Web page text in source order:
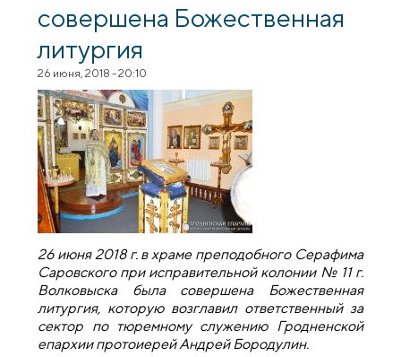
совершена Божественная
литургия
26 июня, 2018 - 20:10
26 июня 2018 г. в храме преподобного Серафима
Саровского при исправительной колонии № 11 г.
Волковыска была совершена Божественная
литургия, которую возглавил ответственный за
сектор по тюремному служению Гродненской
епархии протоиерей Андрей Бородулин.